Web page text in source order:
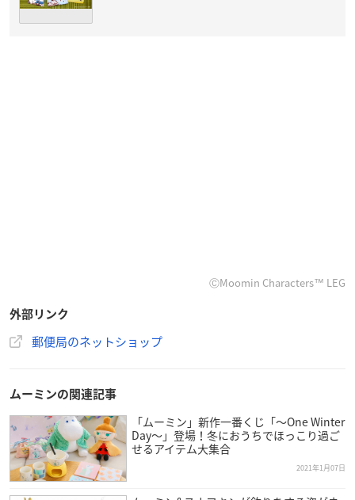
ⒸMoomin Characters™ LEG
外部リンク
郵便局のネットショップ
ムーミンの関連記事
「ムーミン」新作一番くじ「～One Winter
Day～」登場！冬におうちでほっこり過ご
せるアイテム大集合
2021年1月07日